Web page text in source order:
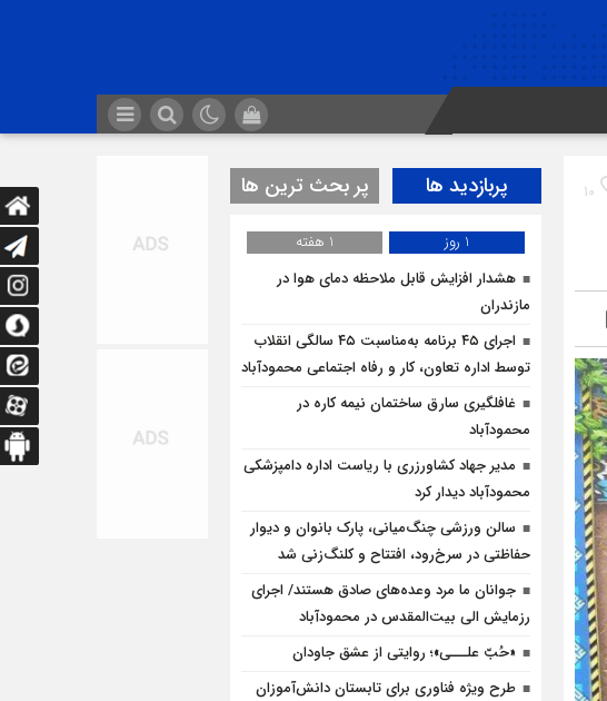
10 پربازدید ها پر بحث ترین ها
1 روز
1 هفته
هشدار افزایش قابل ملاحظه دمای هوا در
مازندران
اجرای ۴۵ برنامه به‌مناسبت ۴۵ سالگی انقلاب
توسط اداره تعاون، کار و رفاه اجتماعی محمودآباد
غافلگيري سارق ساختمان نيمه کاره در
محمودآباد
مدیر جهاد کشاورزری با ریاست اداره دامپزشکی
محمودآباد دیدار کرد
سالن ورزشی چنگ‌میانی، پارک بانوان و دیوار
حفاظتی در سرخ‌رود، افتتاح و کلنگ‌زنی شد
جوانان ما مرد وعده‌های صادق هستند/ اجرای
رزمایش الی بیت‌المقدس در محمودآباد
«حُبّ علـــی»؛ روایتی از عشق جاودان
طرح ویژه فناوری برای تابستان دانش‌آموزان